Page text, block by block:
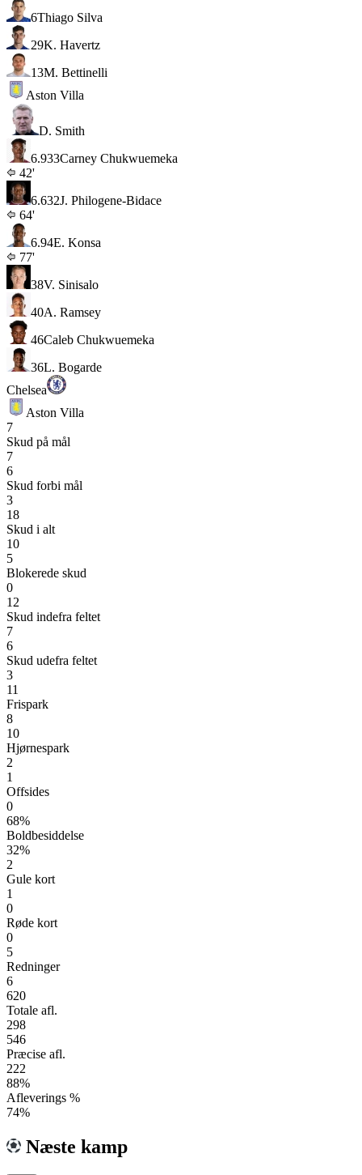
6Thiago Silva
29K. Havertz
13M. Bettinelli
Aston Villa
D. Smith
6.933Carney Chukwuemeka
42'
6.632J. Philogene-Bidace
64'
6.94E. Konsa
77'
38V. Sinisalo
40A. Ramsey
46Caleb Chukwuemeka
36L. Bogarde
Chelsea
Aston Villa
7
Skud på mål
7
6
Skud forbi mål
3
18
Skud i alt
10
5
Blokerede skud
0
12
Skud indefra feltet
7
6
Skud udefra feltet
3
11
Frispark
8
10
Hjørnespark
2
1
Offsides
0
68%
Boldbesiddelse
32%
2
Gule kort
1
0
Røde kort
0
5
Redninger
6
620
Totale afl.
298
546
Præcise afl.
222
88%
Afleverings %
74%
Næste kamp